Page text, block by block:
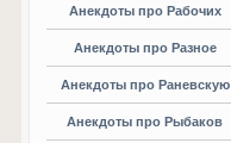
Анекдоты про Рабочих
Анекдоты про Разное
Анекдоты про Раневскую
Анекдоты про Рыбаков